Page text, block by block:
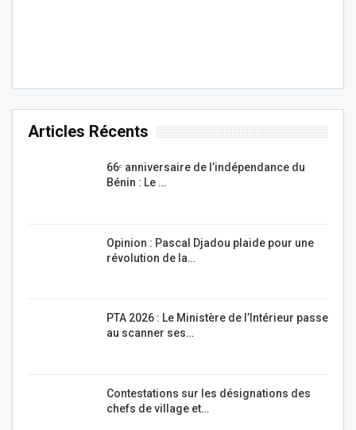
Articles Récents
66ᵉ anniversaire de l’indépendance du
Bénin : Le …
Opinion : Pascal Djadou plaide pour une
révolution de la…
PTA 2026 : Le Ministère de l’Intérieur passe
au scanner ses…
Contestations sur les désignations des
chefs de village et…